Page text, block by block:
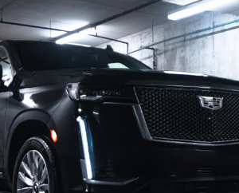
Cadillac Escalade ESV
8 VOYAGEURS, 8 SACS
Cliquez pour plus de détails